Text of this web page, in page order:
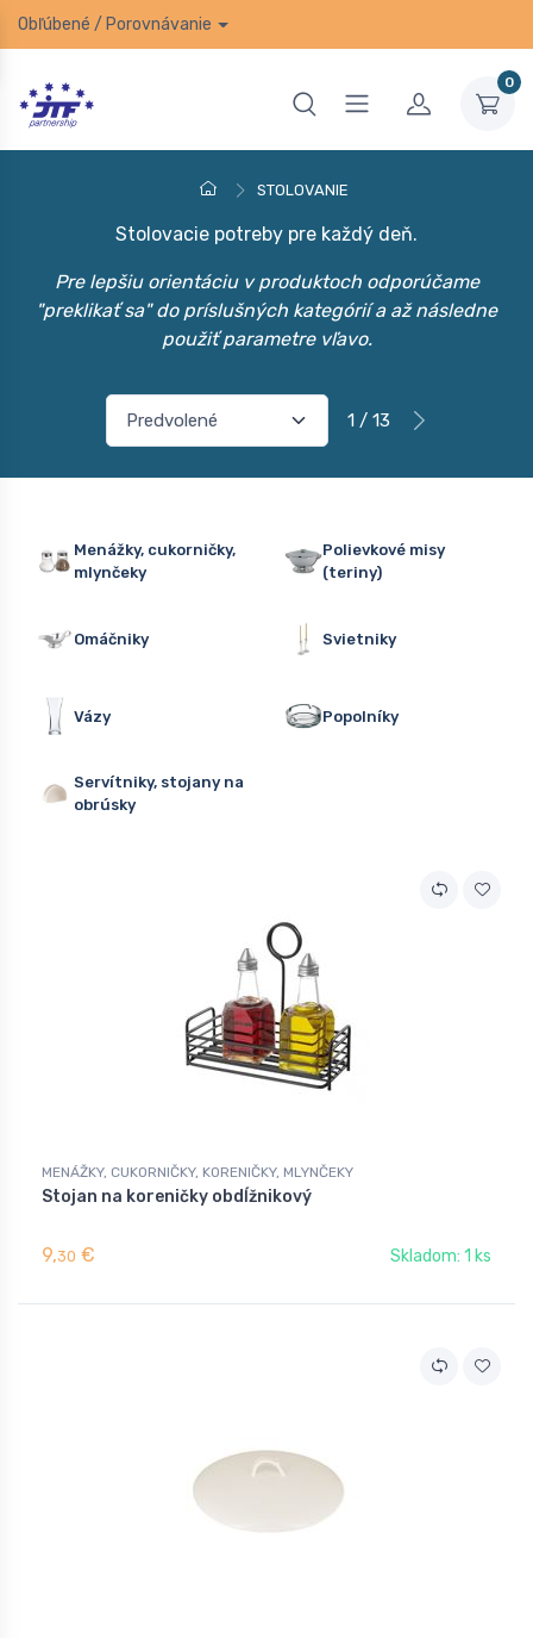
Obľúbené / Porovnávanie
0
STOLOVANIE
Stolovacie potreby pre každý deň.
Pre lepšiu orientáciu v produktoch odporúčame
"preklikať sa" do príslušných kategórií a až následne
použiť parametre vľavo.
1 / 13
Menážky, cukorničky,
mlynčeky
Polievkové misy
(teriny)
Omáčniky Svietniky
Vázy Popolníky
Servítniky, stojany na
obrúsky
MENÁŽKY, CUKORNIČKY, KORENIČKY, MLYNČEKY
Stojan na koreničky obdĺžnikový
9,30 € Skladom: 1 ks